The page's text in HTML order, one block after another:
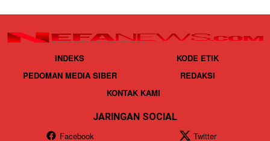
INDEKS
KODE ETIK
PEDOMAN MEDIA SIBER
REDAKSI
KONTAK KAMI
JARINGAN SOCIAL
Facebook
Twitter